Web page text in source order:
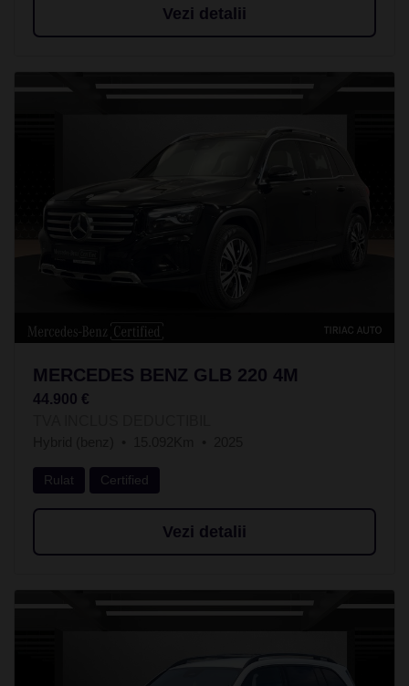
Vezi detalii
MERCEDES BENZ GLB 220 4M
44.900 €
Rulat Certified
Vezi detalii